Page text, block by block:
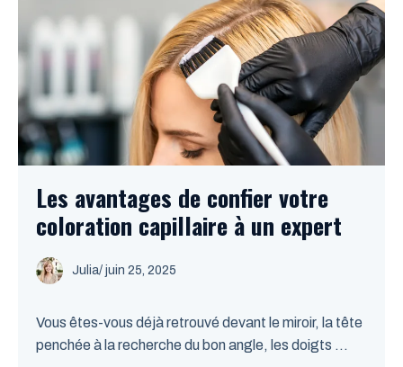
Les avantages de confier votre
coloration capillaire à un expert
Julia/ juin 25, 2025
Vous êtes-vous déjà retrouvé devant le miroir, la tête
penchée à la recherche du bon angle, les doigts ...